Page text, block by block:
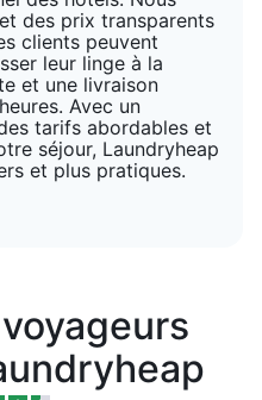
des prix transparents
clients peuvent
leur linge à la
et une livraison
Avec un
tarifs abordables et
séjour, Laundryheap
et plus pratiques.